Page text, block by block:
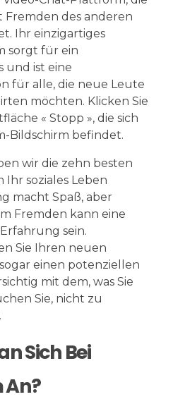
des anderen
Ihr einzigartiges
sorgt für ein
und ist eine
für alle, die neue Leute
möchten. Klicken Sie
« Stopp », die sich
Bildschirm befindet.
wir die zehn besten
Ihr soziales Leben
macht Spaß, aber
Fremden kann eine
sein.
Sie Ihren neuen
einen potenziellen
mit dem, was Sie
Sie, nicht zu
Sich Bei